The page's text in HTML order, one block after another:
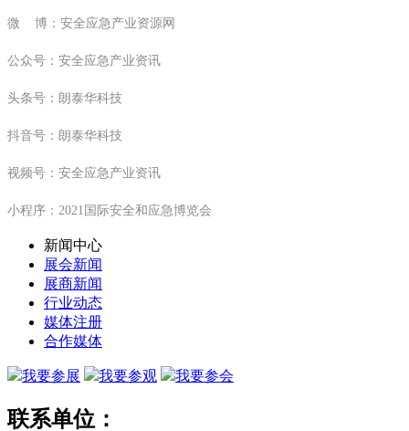
微 博：安全应急产业资源网
公众号： 安全应急产业资讯
头条号：朗泰华科技
抖音号：朗泰华科技
视频号：安全应急产业资讯
小程序：2021国际安全和应急博览会
新闻中心
展会新闻
展商新闻
行业动态
媒体注册
合作媒体
我要参展 我要参观 我要参会
联系单位：